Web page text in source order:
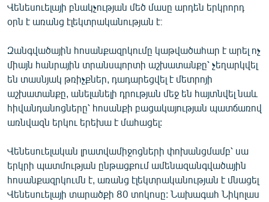
ԲԱՆԱՎԵՃ
ՓՈԴՔԱՍԹ
Հայերեն
English
ՀԵՏԵՎԵՔ ՄԵԶ
Վենեսուելայի բնակչության մեծ մասը արդեն երկրորդ
օրն է առանց էլեկտրականության է։
Զանգվածային հոսանքազրկումը կաթվածահար է արել ոչ
միայն հանրային տրանսպորտի աշխատանքը՝ չեղարկվել
են տասնյակ թռիչքներ, դադարեցվել է մետրոյի
աշխատանքը, անելանելի դրության մեջ են հայտնվել նաև
հիվանդանոցները՝ հոսանքի բացակայության պատճառով
առնվազն երկու երեխա է մահացել:
Վենեսուելական լրատվամիջոցների փոխանցմամբ՝ սա
երկրի պատմության ընթացքում ամենազանգվածային
հոսանքազրկումն է, առանց էլեկտրականության է մնացել
Վենեսուելայի տարածքի 80 տոկոսը: Նախագահ Նիկոլաս